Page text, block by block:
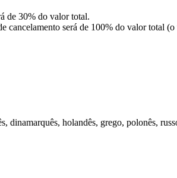
de 30% do valor total.
cancelamento será de 100% do valor
dinamarquês, holandês, grego, polonês,